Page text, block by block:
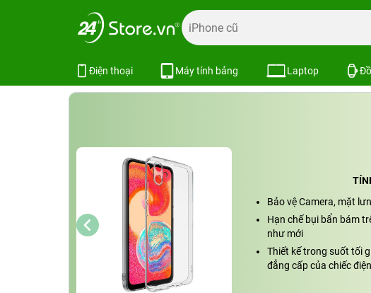
Điện thoại Máy tính bảng Laptop
Trang chủ Ốp lưng Ốp lưng
Bảo vệ Camera, mặt
Hạn chế bụi bẩn bám
như mới
Thiết kế trong suốt tối
đẳng cấp của chiếc